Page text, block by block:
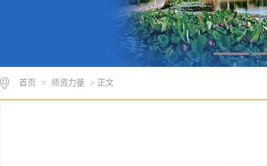
首页 > 师资力量 > 正文